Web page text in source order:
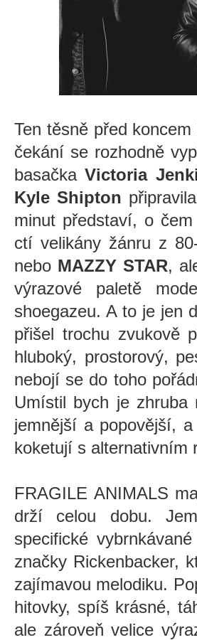
Ten těsně před
čekání se rozhodně
basačkaVictoria
Kyle Shipton
minut představí, o
ctí velikány žánru z
nebo MAZZY STAR,
výrazové paletě
shoegazeu. A to je jen
přišel trochu zvukově
hluboký, prostorový,
nebojí se do toho
Umístil bych je
jemnější a popovější, a
koketují s alternativním
FRAGILE ANIMALS
drží celou dobu.
specifické
značky Rickenbacker,
zajímavou melodiku.
hitovky, spíš krásné,
ale zároveň velice